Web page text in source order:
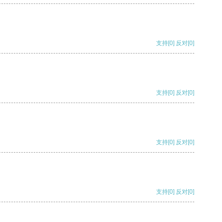
支持[0] 反对[0]
支持[0] 反对[0]
支持[0] 反对[0]
支持[0] 反对[0]